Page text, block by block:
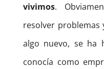
vivimos.
resolver
algo nuevo, se ha
conocía como